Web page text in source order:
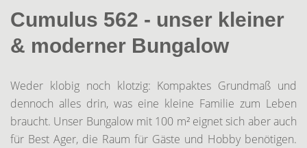
Cumulus 562 - unser kleiner
& moderner Bungalow
Weder klobig noch klotzig: Kompaktes Grundmaß und
dennoch alles drin, was eine kleine Familie zum Leben
braucht. Unser Bungalow mit 100 m² eignet sich aber auch
für Best Ager, die Raum für Gäste und Hobby benötigen.